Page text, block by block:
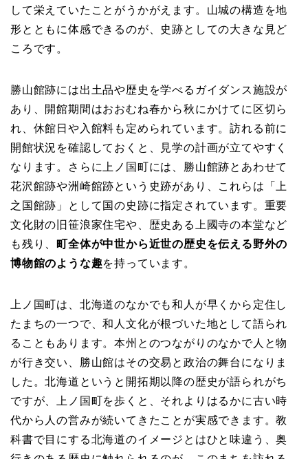
して栄えていたことがうかがえます。山城の構造を地
形とともに体感できるのが、史跡としての大きな見ど
ころです。
勝山館跡には出土品や歴史を学べるガイダンス施設が
あり、開館期間はおおむね春から秋にかけてに区切ら
れ、休館日や入館料も定められています。訪れる前に
開館状況を確認しておくと、見学の計画が立てやすく
なります。さらに上ノ国町には、勝山館跡とあわせて
花沢館跡や洲崎館跡という史跡があり、これらは「上
之国館跡」として国の史跡に指定されています。重要
文化財の旧笹浪家住宅や、歴史ある上國寺の本堂など
も残り、 町全体が中世から近世の歴史を伝える野外の
博物館のような趣を持っています。
上ノ国町は、北海道のなかでも和人が早くから定住し
たまちの一つで、和人文化が根づいた地として語られ
ることもあります。本州とのつながりのなかで人と物
が行き交い、勝山館はその交易と政治の舞台になりま
した。北海道というと開拓期以降の歴史が語られがち
ですが、上ノ国町を歩くと、それよりはるかに古い時
代から人の営みが続いてきたことが実感できます。教
科書で目にする北海道のイメージとはひと味違う、奥